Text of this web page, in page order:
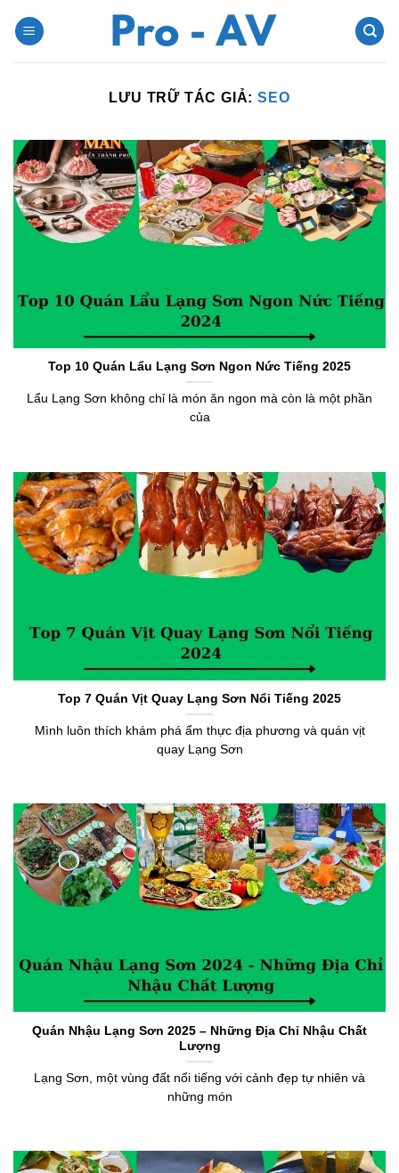
qua
LƯU TRỮ TÁC GIẢ:SEO
Top 10 Quán Lẩu Lạng Sơn Ngon Nức Tiếng 2025
Lẩu Lạng Sơn không chỉ là món ăn ngon mà còn là một phần
của
Top 7 Quán Vịt Quay Lạng Sơn Nổi Tiếng 2025
Mình luôn thích khám phá ẩm thực địa phương và quán vịt
quay Lạng Sơn
Quán Nhậu Lạng Sơn 2025 – Những Địa Chỉ Nhậu Chất
Lượng
Lạng Sơn, một vùng đất nổi tiếng với cảnh đẹp tự nhiên và
những món